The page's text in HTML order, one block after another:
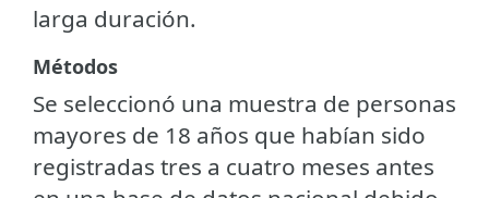
larga duración.
Métodos
Se seleccionó una muestra de personas
mayores de 18 años que habían sido
registradas tres a cuatro meses antes